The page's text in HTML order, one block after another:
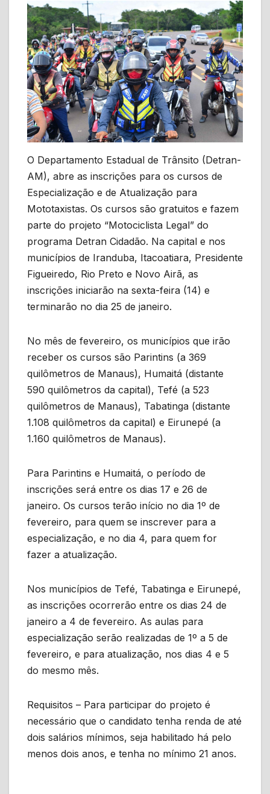
O Departamento Estadual de Trânsito (Detran-
AM), abre as inscrições para os cursos de
Especialização e de Atualização para
Mototaxistas. Os cursos são gratuitos e fazem
parte do projeto “Motociclista Legal” do
programa Detran Cidadão. Na capital e nos
municípios de Iranduba, Itacoatiara, Presidente
Figueiredo, Rio Preto e Novo Airã, as
inscrições iniciarão na sexta-feira (14) e
terminarão no dia 25 de janeiro.
No mês de fevereiro, os municípios que irão
receber os cursos são Parintins (a 369
quilômetros de Manaus), Humaitá (distante
590 quilômetros da capital), Tefé (a 523
quilômetros de Manaus), Tabatinga (distante
1.108 quilômetros da capital) e Eirunepé (a
1.160 quilômetros de Manaus).
Para Parintins e Humaitá, o período de
inscrições será entre os dias 17 e 26 de
janeiro. Os cursos terão início no dia 1º de
fevereiro, para quem se inscrever para a
especialização, e no dia 4, para quem for
fazer a atualização.
Nos municípios de Tefé, Tabatinga e Eirunepé,
as inscrições ocorrerão entre os dias 24 de
janeiro a 4 de fevereiro. As aulas para
especialização serão realizadas de 1º a 5 de
fevereiro, e para atualização, nos dias 4 e 5
do mesmo mês.
Requisitos – Para participar do projeto é
necessário que o candidato tenha renda de até
dois salários mínimos, seja habilitado há pelo
menos dois anos, e tenha no mínimo 21 anos.